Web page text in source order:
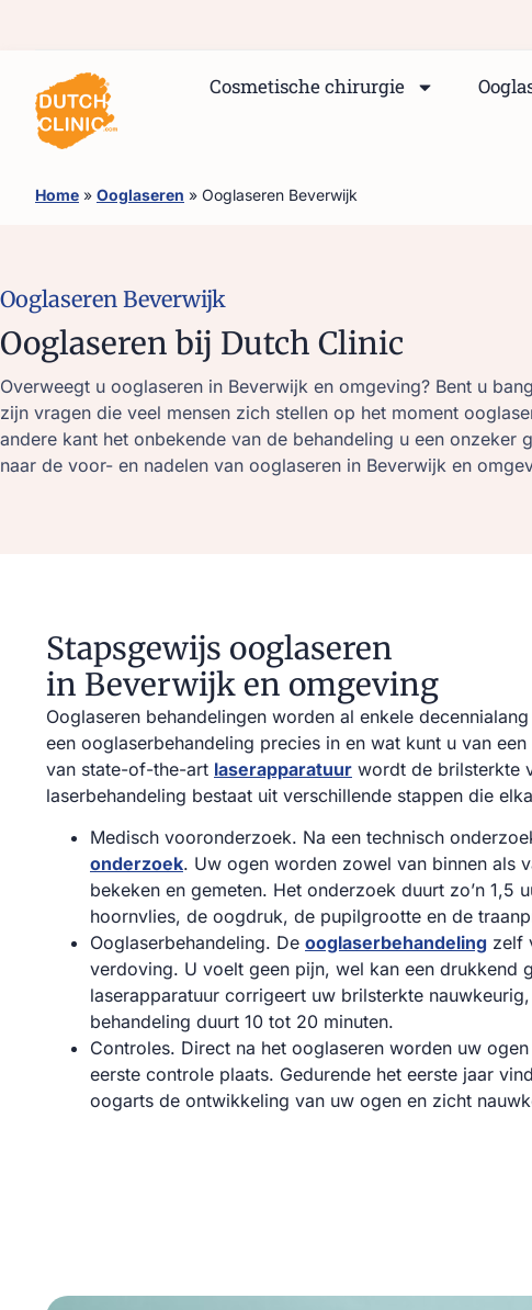
Cosmetische chirurgie
Home » Ooglaseren » Ooglaseren Beverwijk
Ooglaseren Beverwijk
Ooglaseren bij Dutch Clinic
Overweegt u ooglaseren in Beverwijk en omgeving? Bent u
zijn vragen die veel mensen zich stellen op het moment
andere kant het onbekende van de behandeling u een
naar de voor- en nadelen van ooglaseren in Beverwijk en
Stapsgewijs ooglaseren
in Beverwijk en omgeving
Ooglaseren behandelingen worden al enkele
een ooglaserbehandeling precies in en wat kunt u van
van state-of-the-art laserapparatuur wordt de brilsterkte
laserbehandeling bestaat uit verschillende stappen die
Medisch vooronderzoek. Na een technisch
onderzoek. Uw ogen worden zowel van binnen als
bekeken en gemeten. Het onderzoek duurt zo’n 1,5
hoornvlies, de oogdruk, de pupilgrootte en de
Ooglaserbehandeling. De ooglaserbehandeling zelf
verdoving. U voelt geen pijn, wel kan een drukkend
laserapparatuur corrigeert uw brilsterkte
behandeling duurt 10 tot 20 minuten.
Controles. Direct na het ooglaseren worden uw
eerste controle plaats. Gedurende het eerste jaar
oogarts de ontwikkeling van uw ogen en zicht